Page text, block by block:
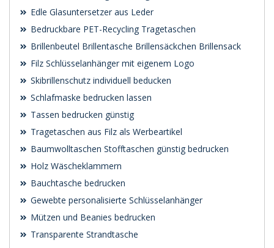
Edle Glasuntersetzer aus Leder
Bedruckbare PET-Recycling Tragetaschen
Brillenbeutel Brillentasche Brillensäckchen Brillensack
Filz Schlüsselanhänger mit eigenem Logo
Skibrillenschutz individuell beducken
Schlafmaske bedrucken lassen
Tassen bedrucken günstig
Tragetaschen aus Filz als Werbeartikel
Baumwolltaschen Stofftaschen günstig bedrucken
Holz Wäscheklammern
Bauchtasche bedrucken
Gewebte personalisierte Schlüsselanhänger
Mützen und Beanies bedrucken
Transparente Strandtasche